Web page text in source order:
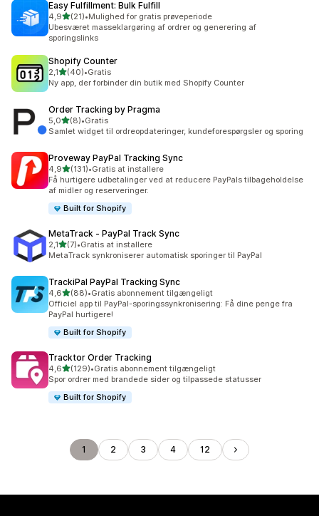
Easy Fulfillment: Bulk Fulfill
4,9ud af 5 stjerner
(21)
21 anmeldelser i alt
•Mulighed for gratis prøveperiode
Ubesværet masseklargøring af ordrer og generering af
sporingslinks
Shopify Counter
2,1ud af 5 stjerner
(40)
40 anmeldelser i alt
•Gratis
Ny app, der forbinder din butik med Shopify Counter
Order Tracking by Pragma
5,0ud af 5 stjerner
(8)
8 anmeldelser i alt
•Gratis
Samlet widget til ordreopdateringer, kundeforespørgsler og sporing
Proveway PayPal Tracking Sync
4,9ud af 5 stjerner
(131)
131 anmeldelser i alt
•Gratis at installere
Få hurtigere udbetalinger ved at reducere PayPals tilbageholdelse
af midler og reserveringer.
Built for Shopify
MetaTrack ‑ PayPal Track Sync
2,1ud af 5 stjerner
(7)
7 anmeldelser i alt
•Gratis at installere
MetaTrack synkroniserer automatisk sporinger til PayPal
TrackiPal PayPal Tracking Sync
4,6ud af 5 stjerner
(88)
88 anmeldelser i alt
•Gratis abonnement tilgængeligt
Officiel app til PayPal-sporingssynkronisering: Få dine penge fra
PayPal hurtigere!
Built for Shopify
Tracktor Order Tracking
4,6ud af 5 stjerner
(129)
129 anmeldelser i alt
•Gratis abonnement tilgængeligt
Spor ordrer med brandede sider og tilpassede statusser
Built for Shopify
1 2 3 4 12